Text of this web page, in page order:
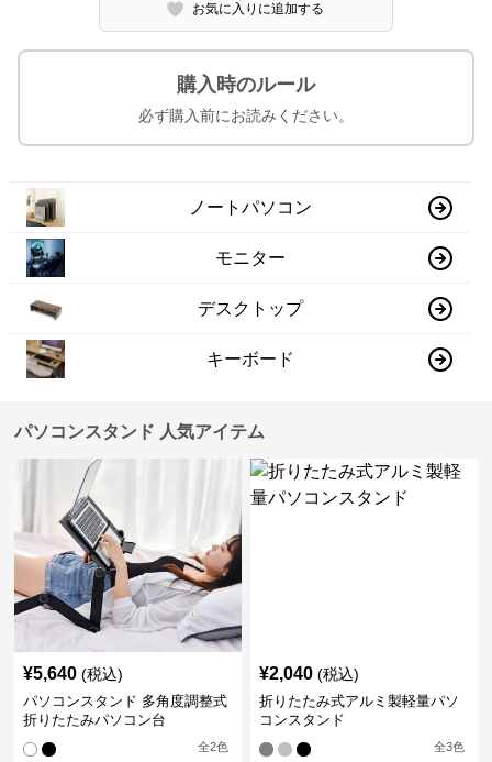
お気に入りに追加する
購入時のルール
必ず購入前にお読みください。
ノートパソコン
モニター
デスクトップ
キーボード
パソコンスタンド 人気アイテム
¥5,640 (税込)
パソコンスタンド 多角度調整式
折りたたみパソコン台
全2色
¥2,040 (税込)
折りたたみ式アルミ製軽量パソ
コンスタンド
全3色